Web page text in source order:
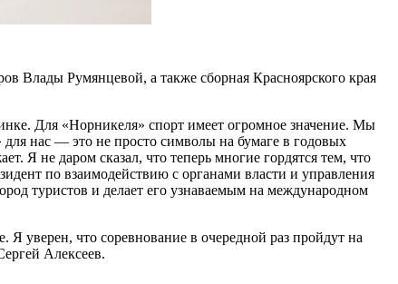
Влады Румянцевой, а также сборная Красноярского края
Для «Норникеля» спорт имеет огромное значение. Мы
нас — это не просто символы на бумаге в годовых
Я не даром сказал, что теперь многие гордятся тем, что
по взаимодействию с органами власти и управления
туристов и делает его узнаваемым на международном
уверен, что соревнование в очередной раз пройдут на
Алексеев.